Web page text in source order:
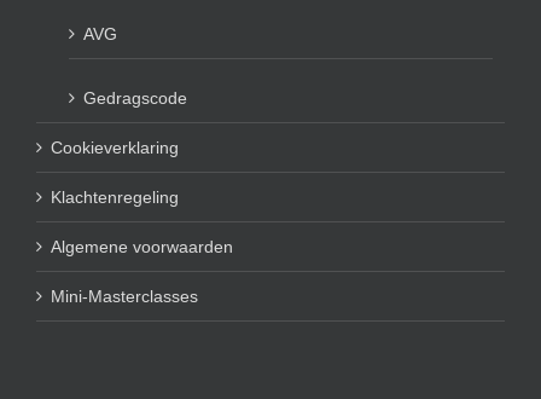
AVG
Gedragscode
Cookieverklaring
Klachtenregeling
Algemene voorwaarden
Mini-Masterclasses